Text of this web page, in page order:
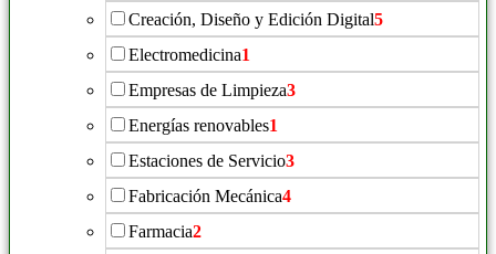
Creación, Diseño y Edición Digital5
Electromedicina1
Empresas de Limpieza3
Energías renovables1
Estaciones de Servicio3
Fabricación Mecánica4
Farmacia2